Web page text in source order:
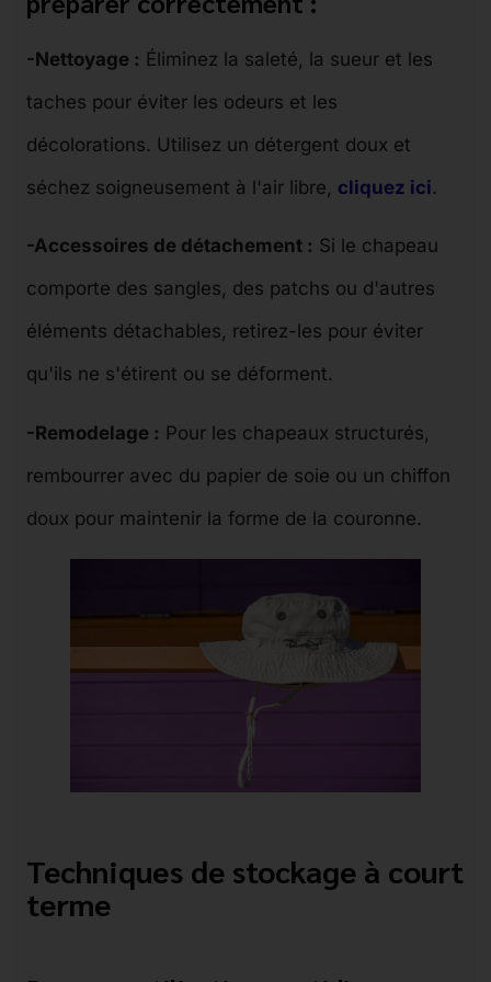
-Nettoyage : Éliminez la saleté, la sueur et les
taches pour éviter les odeurs et les
décolorations. Utilisez un détergent doux et
séchez soigneusement à l'air libre, cliquez ici.
-Accessoires de détachement : Si le chapeau
comporte des sangles, des patchs ou d'autres
éléments détachables, retirez-les pour éviter
qu'ils ne s'étirent ou se déforment.
-Remodelage : Pour les chapeaux structurés,
rembourrer avec du papier de soie ou un chiffon
doux pour maintenir la forme de la couronne.
Techniques de stockage à court
terme